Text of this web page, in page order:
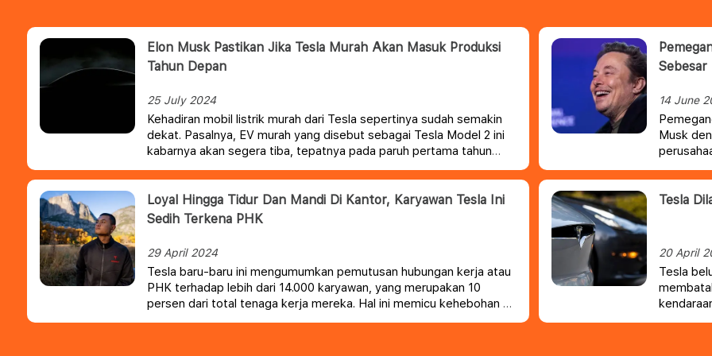
Elon Musk Pastikan Jika Tesla Murah Akan Masuk Produksi
Tahun Depan
25 July 2024
Kehadiran mobil listrik murah dari Tesla sepertinya sudah semakin
dekat. Pasalnya, EV murah yang disebut sebagai Tesla Model 2 ini
kabarnya akan segera tiba, tepatnya pada paruh pertama tahun
2025.
14 June
Musk
dengan
Musk
sebesar
Loyal Hingga Tidur Dan Mandi Di Kantor, Karyawan Tesla Ini
Sedih Terkena PHK
29 April 2024
Tesla baru-baru ini mengumumkan pemutusan hubungan kerja atau
PHK terhadap lebih dari 14.000 karyawan, yang merupakan 10
persen dari total tenaga kerja mereka. Hal ini memicu kehebohan di
media sosial, dengan banyak yang mengungkapkan keprihatinan
Tesla
20 April
Tesla
Amerika